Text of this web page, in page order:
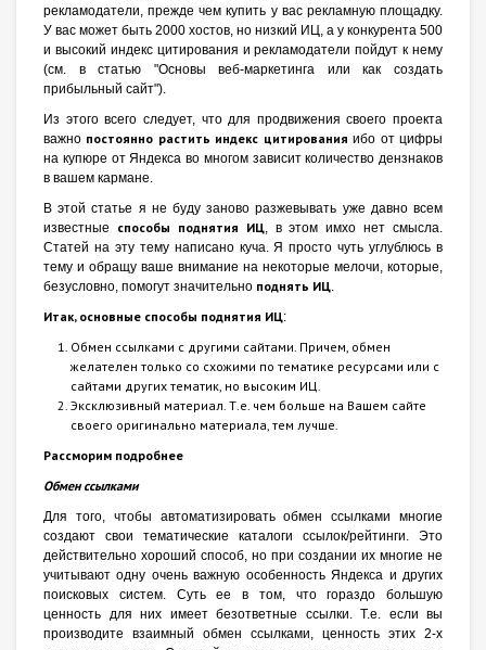
рекламодатели, прежде чем купить у вас рекламную площадку.
У вас может быть 2000 хостов, но низкий ИЦ, а у конкурента 500
и высокий индекс цитирования и рекламодатели пойдут к нему
(см. в статью "Основы веб-маркетинга или как создать
прибыльный сайт").
Из этого всего следует, что для продвижения своего проекта
важно постоянно растить индекс цитирования ибо от цифры
на купюре от Яндекса во многом зависит количество дензнаков
в вашем кармане.
В этой статье я не буду заново разжевывать уже давно всем
известные способы поднятия ИЦ, в этом имхо нет смысла.
Статей на эту тему написано куча. Я просто чуть углублюсь в
тему и обращу ваше внимание на некоторые мелочи, которые,
безусловно, помогут значительно поднять ИЦ.
Итак, основные способы поднятия ИЦ:
Обмен ссылками с другими сайтами. Причем, обмен
желателен только со схожими по тематике ресурсами или с
сайтами других тематик, но высоким ИЦ.
Эксклюзивный материал. Т.е. чем больше на Вашем сайте
своего оригинально материала, тем лучше.
Рассморим подробнее
Обмен ссылками
Для того, чтобы автоматизировать обмен ссылками многие
создают свои тематические каталоги ссылок/рейтинги. Это
действительно хороший способ, но при создании их многие не
учитывают одну очень важную особенность Яндекса и других
поисковых систем. Суть ее в том, что гораздо большую
ценность для них имеет безответные ссылки. Т.е. если вы
производите взаимный обмен ссылками, ценность этих 2-х